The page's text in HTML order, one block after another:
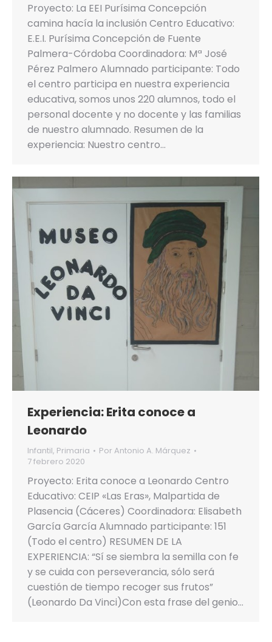
Proyecto: La EEI Purísima Concepción
camina hacía la inclusión Centro Educativo:
E.E.I. Purísima Concepción de Fuente
Palmera-Córdoba Coordinadora: Mª José
Pérez Palmero Alumnado participante: Todo
el centro participa en nuestra experiencia
educativa, somos unos 220 alumnos, todo el
personal docente y no docente y las familias
de nuestro alumnado. Resumen de la
experiencia: Nuestro centro…
Experiencia: Erita conoce a
Leonardo
Infantil, Primaria Por Antonio A. Márquez
7 febrero 2020
Proyecto: Erita conoce a Leonardo Centro
Educativo: CEIP «Las Eras», Malpartida de
Plasencia (Cáceres) Coordinadora: Elisabeth
García García Alumnado participante: 151
(Todo el centro) RESUMEN DE LA
EXPERIENCIA: “Sí se siembra la semilla con fe
y se cuida con perseverancia, sólo será
cuestión de tiempo recoger sus frutos”
(Leonardo Da Vinci)Con esta frase del genio…